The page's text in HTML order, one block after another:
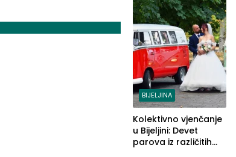
BIJELJINA
Kolektivno vjenčanje
u Bijeljini: Devet
parova iz različitih